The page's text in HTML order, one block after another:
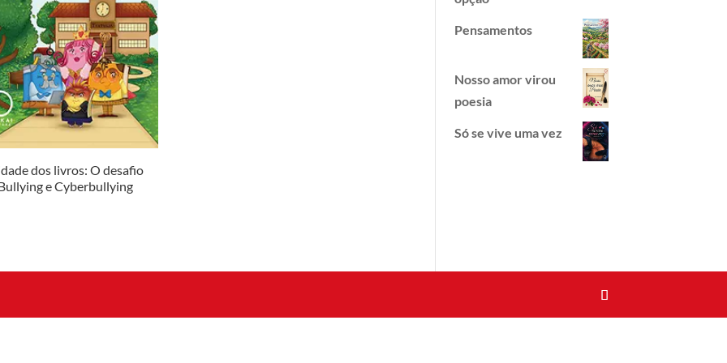
dos livros: O desafio
e Cyberbullying
Pensamentos
Nosso amor virou
poesia
Só se vive uma vez